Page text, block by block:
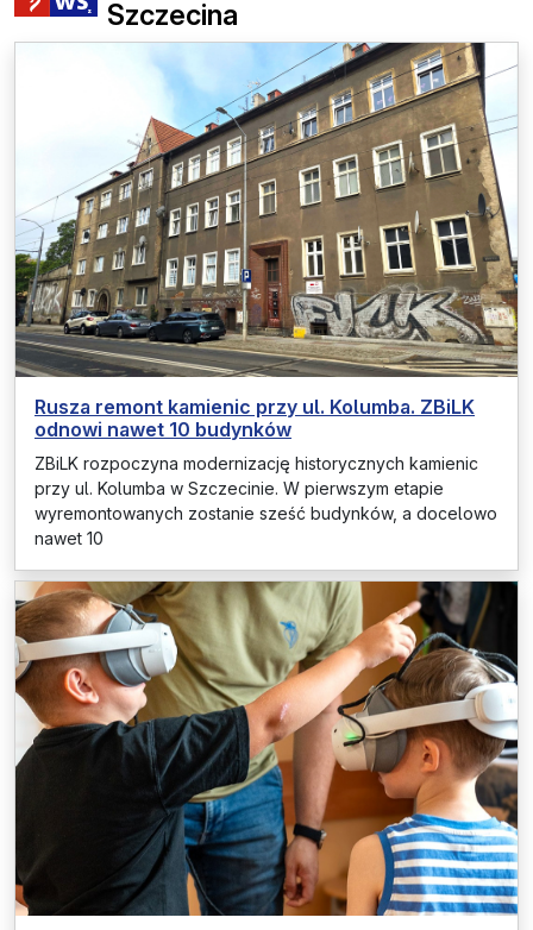
Szczecina
Rusza remont kamienic przy ul. Kolumba. ZBiLK
odnowi nawet 10 budynków
ZBiLK rozpoczyna modernizację historycznych kamienic
przy ul. Kolumba w Szczecinie. W pierwszym etapie
wyremontowanych zostanie sześć budynków, a docelowo
nawet 10